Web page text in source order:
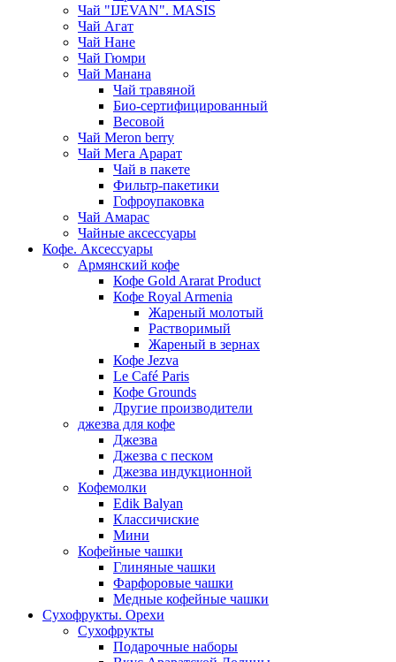
Чай "IJEVAN". MASIS
Чай Агат
Чай Нане
Чай Гюмри
Чай Манана
Чай травяной
Био-сертифицированный
Весовой
Чай Meron berry
Чай Мега Арарат
Чай в пакете
Фильтр-пакетики
Гофроупаковка
Чай Амарас
Чайные аксессуары
Кофе. Аксессуары
Армянский кофе
Кофе Gold Ararat Product
Кофе Royal Armenia
Жареный молотый
Растворимый
Жареный в зернах
Кофе Jezva
Le Café Paris
Кофе Grounds
Другие производители
джезва для кофе
Джезва
Джезва с песком
Джезва индукционной
Кофемолки
Edik Balyan
Классичиские
Мини
Кофейные чашки
Глиняные чашки
Фарфоровые чашки
Медные кофейные чашки
Сухофрукты. Орехи
Сухофрукты
Подарочные наборы